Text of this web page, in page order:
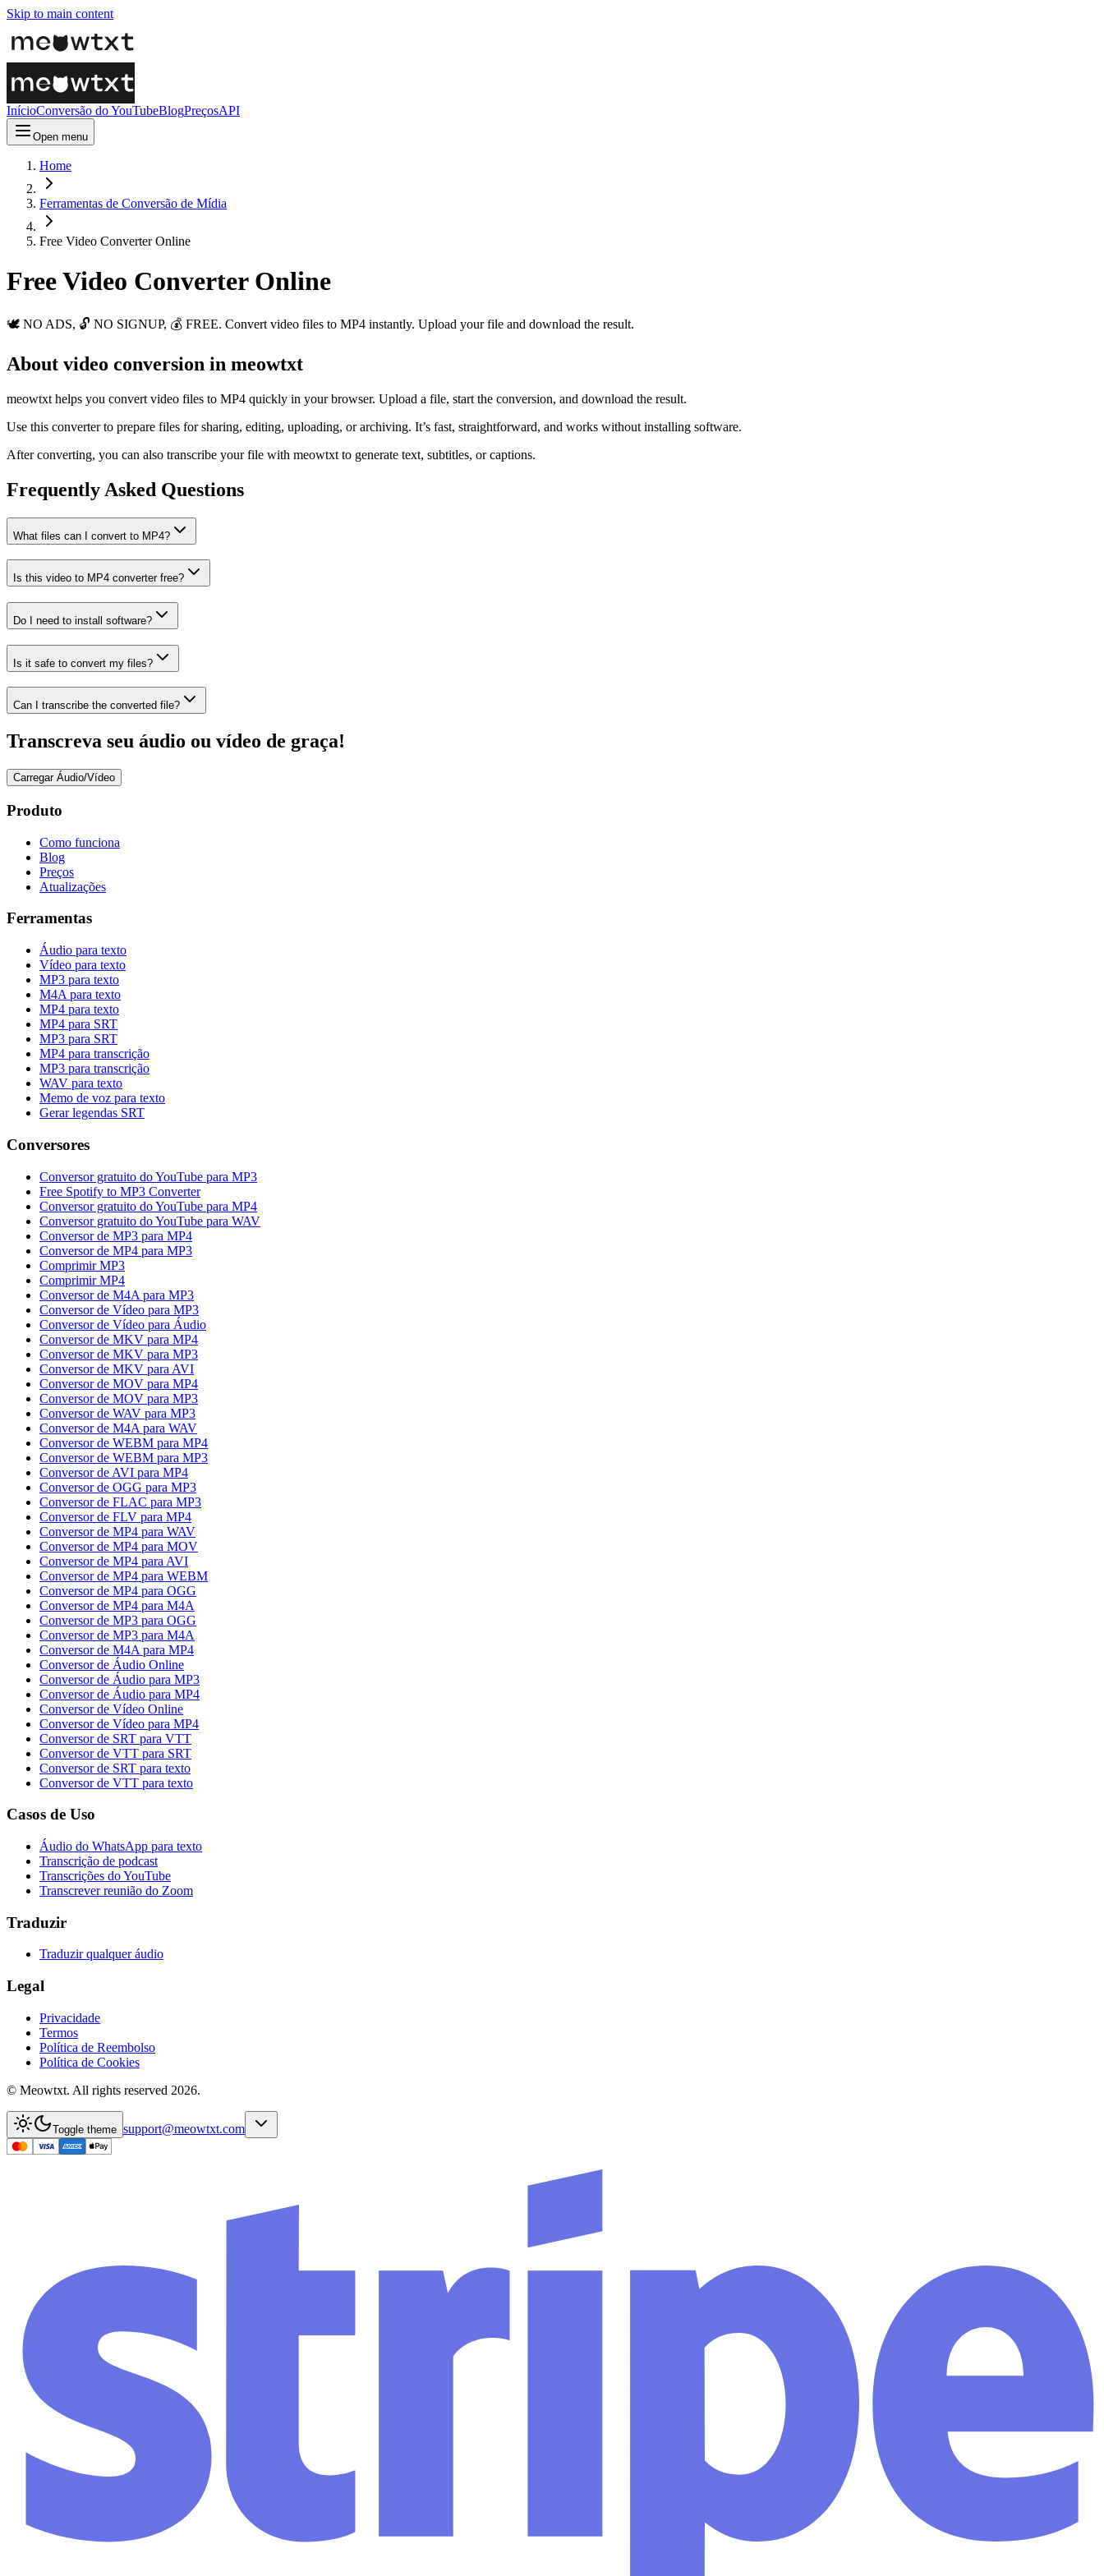
Skip to main content
InícioConversão do YouTubeBlogPreçosAPI
Open menu
Home
Ferramentas de Conversão de Mídia
Free Video Converter Online
Free Video Converter Online
🕊️ NO ADS, 🔓 NO SIGNUP, 💰 FREE. Convert video files to MP4 instantly. Upload your file and download the result.
About video conversion in meowtxt
meowtxt helps you convert video files to MP4 quickly in your browser. Upload a file, start the conversion, and download the result.
Use this converter to prepare files for sharing, editing, uploading, or archiving. It’s fast, straightforward, and works without installing software.
After converting, you can also transcribe your file with meowtxt to generate text, subtitles, or captions.
Frequently Asked Questions
What files can I convert to MP4?
Is this video to MP4 converter free?
Do I need to install software?
Is it safe to convert my files?
Can I transcribe the converted file?
Transcreva seu áudio ou vídeo de graça!
Carregar Áudio/Vídeo
Produto
Como funciona
Blog
Preços
Atualizações
Ferramentas
Áudio para texto
Vídeo para texto
MP3 para texto
M4A para texto
MP4 para texto
MP4 para SRT
MP3 para SRT
MP4 para transcrição
MP3 para transcrição
WAV para texto
Memo de voz para texto
Gerar legendas SRT
Conversores
Conversor gratuito do YouTube para MP3
Free Spotify to MP3 Converter
Conversor gratuito do YouTube para MP4
Conversor gratuito do YouTube para WAV
Conversor de MP3 para MP4
Conversor de MP4 para MP3
Comprimir MP3
Comprimir MP4
Conversor de M4A para MP3
Conversor de Vídeo para MP3
Conversor de Vídeo para Áudio
Conversor de MKV para MP4
Conversor de MKV para MP3
Conversor de MKV para AVI
Conversor de MOV para MP4
Conversor de MOV para MP3
Conversor de WAV para MP3
Conversor de M4A para WAV
Conversor de WEBM para MP4
Conversor de WEBM para MP3
Conversor de AVI para MP4
Conversor de OGG para MP3
Conversor de FLAC para MP3
Conversor de FLV para MP4
Conversor de MP4 para WAV
Conversor de MP4 para MOV
Conversor de MP4 para AVI
Conversor de MP4 para WEBM
Conversor de MP4 para OGG
Conversor de MP4 para M4A
Conversor de MP3 para OGG
Conversor de MP3 para M4A
Conversor de M4A para MP4
Conversor de Áudio Online
Conversor de Áudio para MP3
Conversor de Áudio para MP4
Conversor de Vídeo Online
Conversor de Vídeo para MP4
Conversor de SRT para VTT
Conversor de VTT para SRT
Conversor de SRT para texto
Conversor de VTT para texto
Casos de Uso
Áudio do WhatsApp para texto
Transcrição de podcast
Transcrições do YouTube
Transcrever reunião do Zoom
Traduzir
Traduzir qualquer áudio
Legal
Privacidade
Termos
Política de Reembolso
Política de Cookies
© Meowtxt. All rights reserved 2026.
Toggle theme support@meowtxt.com